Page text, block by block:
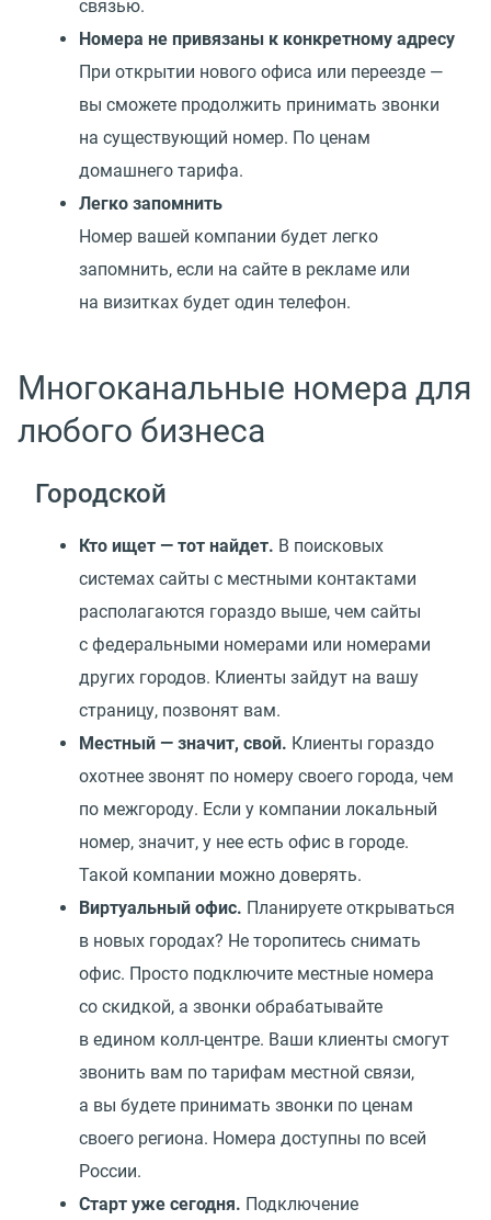
связью.
Номера не привязаны к конкретному адресу
При открытии нового офиса или переезде —
вы сможете продолжить принимать звонки
на существующий номер. По ценам
домашнего тарифа.
Легко запомнить
Номер вашей компании будет легко
запомнить, если на сайте в рекламе или
на визитках будет один телефон.
Многоканальные номера для
любого бизнеса
Городской
Кто ищет — тот найдет. В поисковых
системах сайты с местными контактами
располагаются гораздо выше, чем сайты
с федеральными номерами или номерами
других городов. Клиенты зайдут на вашу
страницу, позвонят вам.
Местный — значит, свой. Клиенты гораздо
охотнее звонят по номеру своего города, чем
по межгороду. Если у компании локальный
номер, значит, у нее есть офис в городе.
Такой компании можно доверять.
Виртуальный офис. Планируете открываться
в новых городах? Не торопитесь снимать
офис. Просто подключите местные номера
со скидкой, а звонки обрабатывайте
в едином колл-центре. Ваши клиенты смогут
звонить вам по тарифам местной связи,
а вы будете принимать звонки по ценам
своего региона. Номера доступны по всей
России.
Старт уже сегодня. Подключение